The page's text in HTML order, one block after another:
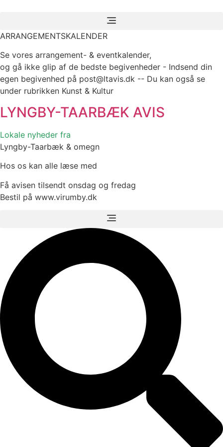
ARRANGEMENTSKALENDER
Se vores arrangement- & eventkalender,
og gå ikke glip af de bedste begivenheder - Indsend din
egen begivenhed på post@ltavis.dk -- Du kan også se
under rubrikken Kunst & Kultur
LYNGBY-TAARBÆK AVIS
Lokale nyheder fra
Lyngby-Taarbæk & omegn
Hos os kan alle læse med
Få avisen tilsendt onsdag og fredag
Bestil på www.virumby.dk